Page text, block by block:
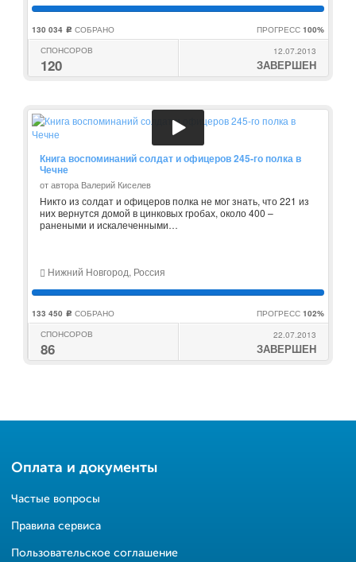
130 034 c СОБРАНО ПРОГРЕСС 100%
СПОНСОРОВ
120
12.07.2013
ЗАВЕРШЕН
Книга воспоминаний солдат и офицеров 245-го полка в
Чечне
от автора Валерий Киселев
Никто из солдат и офицеров полка не мог знать, что 221 из
них вернутся домой в цинковых гробах, около 400 –
ранеными и искалеченными…
Нижний Новгород, Россия
133 450 c СОБРАНО ПРОГРЕСС 102%
СПОНСОРОВ
86
22.07.2013
ЗАВЕРШЕН
Оплата и документы
Частые вопросы
Правила сервиса
Пользовательское соглашение